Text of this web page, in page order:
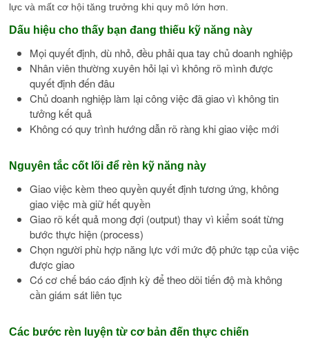
lực và mất cơ hội tăng trưởng khi quy mô lớn hơn.
Dấu hiệu cho thấy bạn đang thiếu kỹ năng này
Mọi quyết định, dù nhỏ, đều phải qua tay chủ doanh nghiệp
Nhân viên thường xuyên hỏi lại vì không rõ mình được
quyết định đến đâu
Chủ doanh nghiệp làm lại công việc đã giao vì không tin
tưởng kết quả
Không có quy trình hướng dẫn rõ ràng khi giao việc mới
Nguyên tắc cốt lõi để rèn kỹ năng này
Giao việc kèm theo quyền quyết định tương ứng, không
giao việc mà giữ hết quyền
Giao rõ kết quả mong đợi (output) thay vì kiểm soát từng
bước thực hiện (process)
Chọn người phù hợp năng lực với mức độ phức tạp của việc
được giao
Có cơ chế báo cáo định kỳ để theo dõi tiến độ mà không
cần giám sát liên tục
Các bước rèn luyện từ cơ bản đến thực chiến